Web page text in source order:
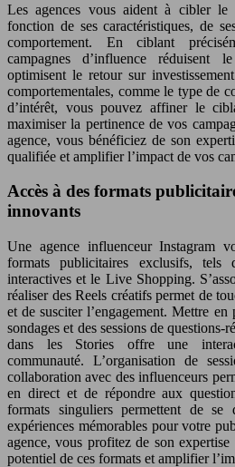
Les agences vous aident à cibler
fonction de ses caractéristiques, de
comportement. En ciblant
campagnes d’influence réduisent
optimisent le retour sur
comportementales, comme le type de
d’intérêt, vous pouvez affiner le
maximiser la pertinence de vos
agence, vous bénéficiez de son
qualifiée et amplifier l’impact de vos
Accès à des formats
innovants
Une agence influenceur Instagram
formats publicitaires exclusifs, tels
interactives et le Live Shopping.
réaliser des Reels créatifs permet de
et de susciter l’engagement. Mettre
sondages et des sessions de questions-
dans les Stories offre une
communauté. L’organisation de
collaboration avec des influenceurs
en direct et de répondre aux
formats singuliers permettent de se
expériences mémorables pour votre
agence, vous profitez de son
potentiel de ces formats et amplifier